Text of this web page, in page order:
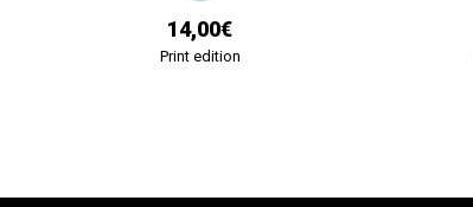
14,00€
Print edition